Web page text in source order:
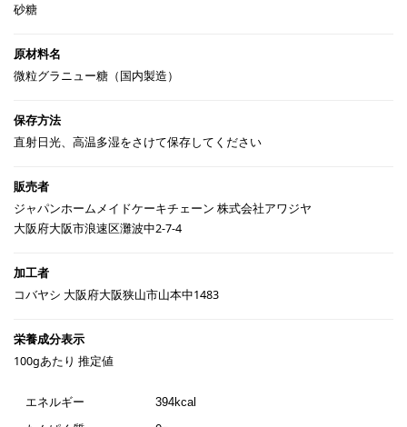
砂糖
微粒グラニュー糖（国内製造）
直射日光、高温多湿をさけて保存してください
ジャパンホームメイドケーキチェーン 株式会社アワジヤ
大阪府大阪市浪速区灘波中2-7-4
コバヤシ 大阪府大阪狭山市山本中1483
100gあたり 推定値
エネルギー 394kcal